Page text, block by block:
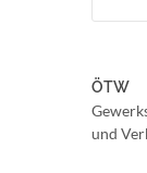
ÖTW
und